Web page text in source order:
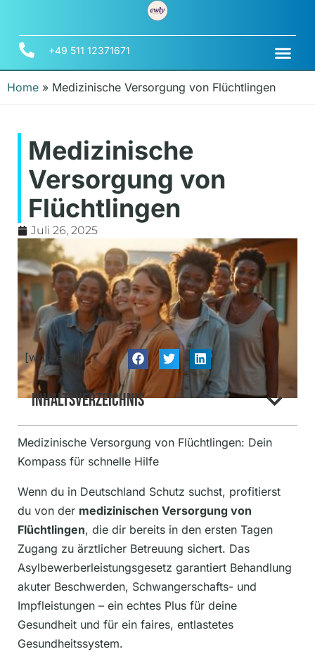
+49 511 12371671
Home » Medizinische Versorgung von Flüchtlingen
Medizinische
Versorgung von
Flüchtlingen
Juli 26, 2025
[wpbread]
Inhaltsverzeichnis
Medizinische Versorgung von Flüchtlingen: Dein
Kompass für schnelle Hilfe
Wenn du in Deutschland Schutz suchst, profitierst
du von der medizinischen Versorgung von
Flüchtlingen, die dir bereits in den ersten Tagen
Zugang zu ärztlicher Betreuung sichert. Das
Asylbewerberleistungsgesetz garantiert Behandlung
akuter Beschwerden, Schwangerschafts- und
Impfleistungen – ein echtes Plus für deine
Gesundheit und für ein faires, entlastetes
Gesundheitssystem.